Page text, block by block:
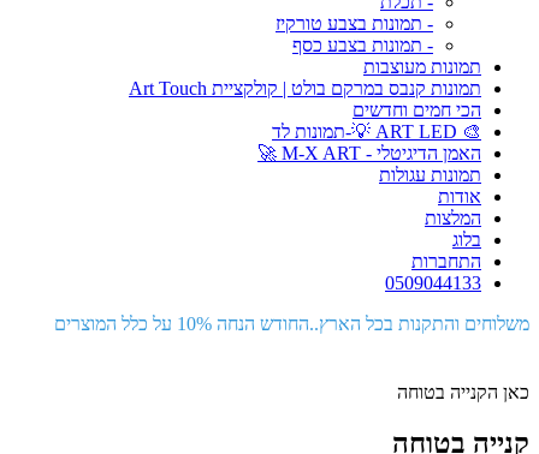
- תמונות בצבע טורקיז
- תמונות בצבע כסף
תמונות מעוצבות
תמונות קנבס במרקם בולט | קולקציית Art Touch
הכי חמים וחדשים
🎨 ART LED 💡-תמונות לד
האמן הדיגיטלי - M-X ART 🚀
תמונות עגולות
אודות
המלצות
בלוג
התחברות
0509044133
משלוחים והתקנות בכל הארץ..החודש הנחה 10% על כלל המוצרים
כאן הקנייה בטוחה
קנייה בטוחה